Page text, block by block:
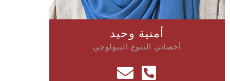
أمنية وحيد
أخصائي التنوع البيولوجي